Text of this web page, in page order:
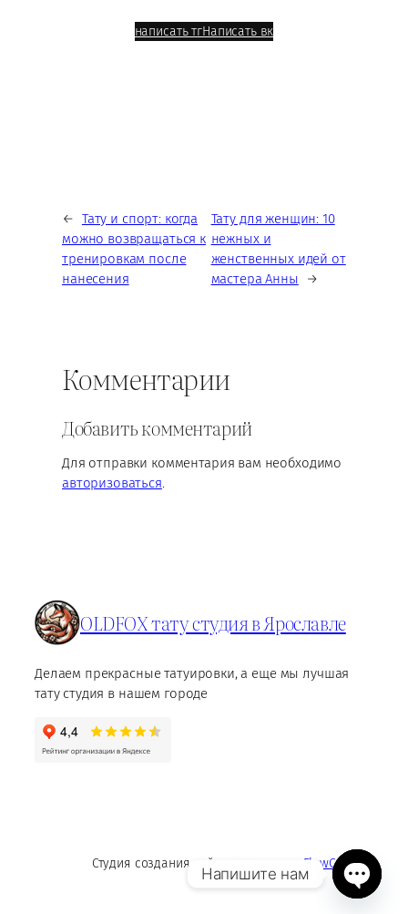
написать тгНаписать вк
← Тату и спорт: когда
можно возвращаться к
тренировкам после
нанесения
Тату для женщин: 10
нежных и
женственных идей от
мастера Анны
→
Комментарии
Добавить комментарий
Для отправки комментария вам необходимо
авторизоваться.
OLDFOX тату студия в Ярославле
Делаем прекрасные татуировки, а еще мы лучшая
тату студия в нашем городе
Студия создания сайтов и контента FlowContent
Напишите нам